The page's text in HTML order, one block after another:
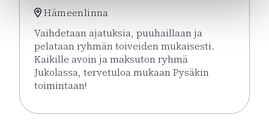
Hämeenlinna
Vaihdetaan ajatuksia, puuhaillaan ja
pelataan ryhmän toiveiden mukaisesti.
Kaikille avoin ja maksuton ryhmä
Jukolassa, tervetuloa mukaan Pysäkin
toimintaan!
Lue lisää tapahtumasta Virkeyttä Viikkoon